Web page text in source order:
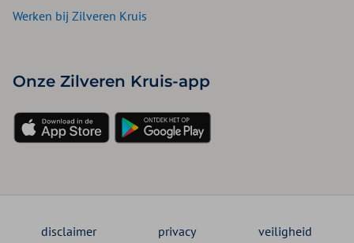
Werken bij Zilveren Kruis
Onze Zilveren Kruis-app
disclaimer privacy veiligheid